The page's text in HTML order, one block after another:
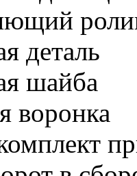
деталь
шайба
воронка